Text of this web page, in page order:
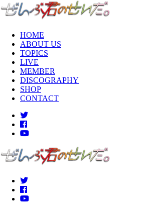
HOME
ABOUT US
TOPICS
LIVE
MEMBER
DISCOGRAPHY
SHOP
CONTACT